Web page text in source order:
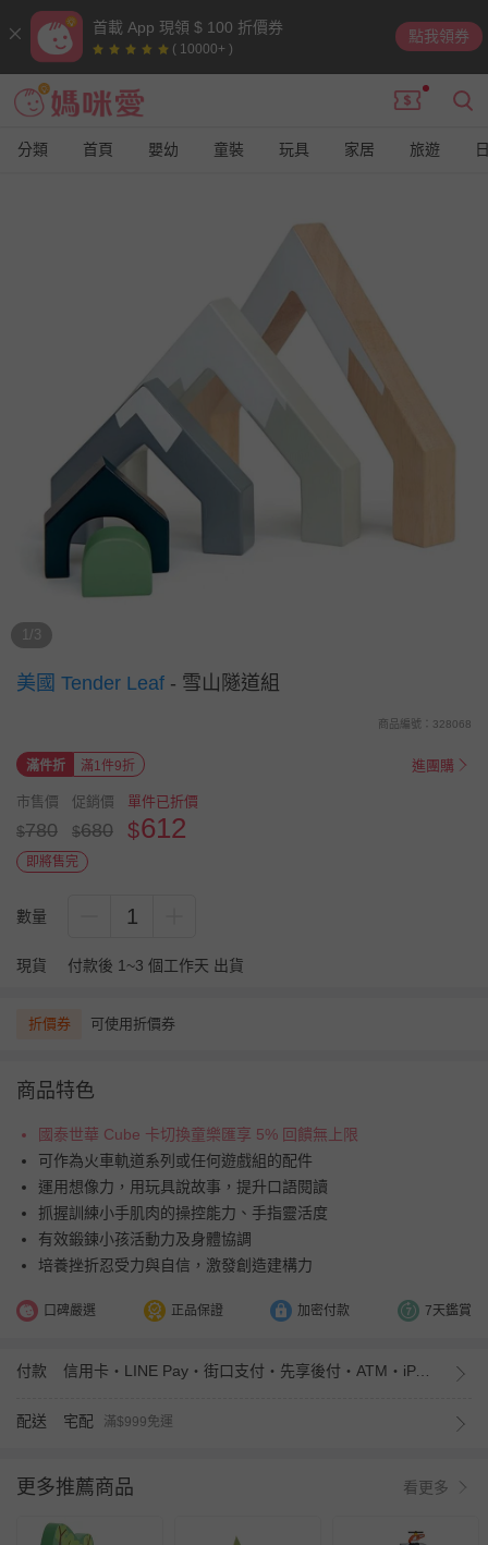
首載 App 現領 $ 100 折價券
( 10000+ )
點我領券
分類 首頁 嬰幼 童裝 玩具 家居 旅遊
1/3
美國 Tender Leaf - 雪山隧道組
商品編號：328068
滿件折 滿1件9折 進團購
市售價
$780
促銷價
$680
單件已折價
$612
即將售完
數量 1
現貨 付款後 1~3 個工作天 出貨
折價券 可使用折價券
商品特色
國泰世華 Cube 卡切換童樂匯享 5% 回饋無上限
可作為火車軌道系列或任何遊戲組的配件
運用想像力，用玩具說故事，提升口語閱讀
抓握訓練小手肌肉的操控能力、手指靈活度
有效鍛鍊小孩活動力及身體協調
培養挫折忍受力與自信，激發創造建構力
口碑嚴選 正品保證 加密付款 7天鑑賞
付款 信用卡・LINE Pay・街口支付・先享後付・ATM・iPASS MONEY
配送 宅配 滿$999免運
更多推薦商品 看更多